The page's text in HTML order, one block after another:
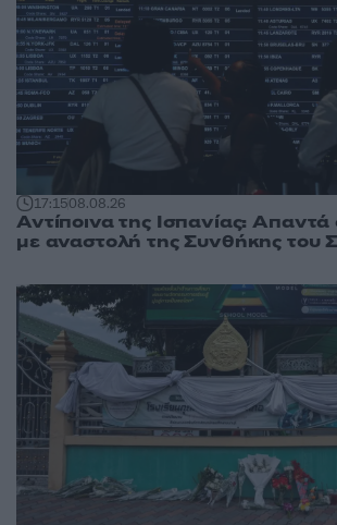
17:1508.08.26
Αντίποινα της Ισπανίας: Απαντά
με αναστολή της Συνθήκης του